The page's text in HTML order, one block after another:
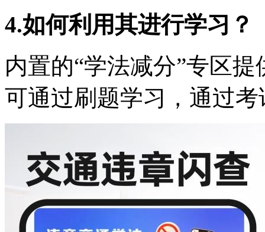
4.如何利用其进行学习？
内置的“学法减分”专区
可通过刷题学习，通过